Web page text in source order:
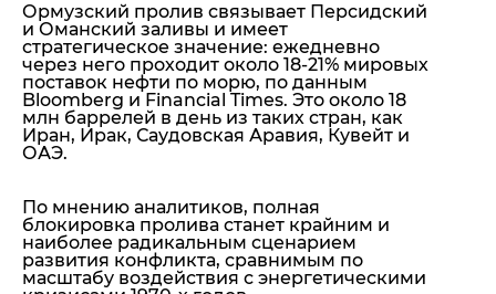
Ормузский пролив связывает Персидский
и Оманский заливы и имеет
стратегическое значение: ежедневно
через него проходит около 18-21% мировых
поставок нефти по морю, по данным
Bloomberg и Financial Times. Это около 18
млн баррелей в день из таких стран, как
Иран, Ирак, Саудовская Аравия, Кувейт и
ОАЭ.
По мнению аналитиков, полная
блокировка пролива станет крайним и
наиболее радикальным сценарием
развития конфликта, сравнимым по
масштабу воздействия с энергетическими